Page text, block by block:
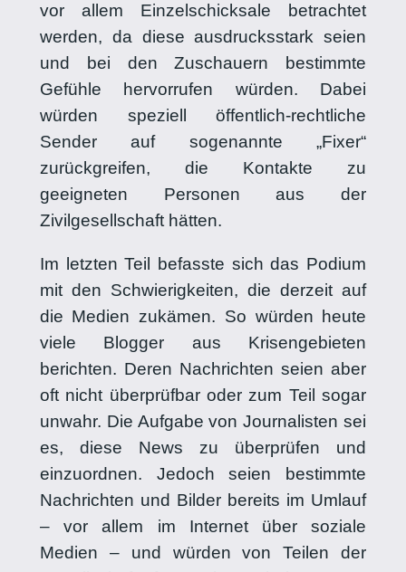
vor allem Einzelschicksale betrachtet
werden, da diese ausdrucksstark seien
und bei den Zuschauern bestimmte
Gefühle hervorrufen würden. Dabei
würden speziell öffentlich-rechtliche
Sender auf sogenannte „Fixer“
zurückgreifen, die Kontakte zu
geeigneten Personen aus der
Zivilgesellschaft hätten.
Im letzten Teil befasste sich das Podium
mit den Schwierigkeiten, die derzeit auf
die Medien zukämen. So würden heute
viele Blogger aus Krisengebieten
berichten. Deren Nachrichten seien aber
oft nicht überprüfbar oder zum Teil sogar
unwahr. Die Aufgabe von Journalisten sei
es, diese News zu überprüfen und
einzuordnen. Jedoch seien bestimmte
Nachrichten und Bilder bereits im Umlauf
– vor allem im Internet über soziale
Medien – und würden von Teilen der